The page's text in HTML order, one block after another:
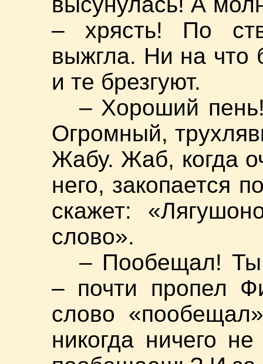
– хрясть! По
выжгла. Ни на что
и те брезгуют.
– Хороший
Огромный,
Жабу. Жаб, когда
него, закопается
скажет:
слово».
– Пообещал!
– почти пропел
слово
никогда ничего